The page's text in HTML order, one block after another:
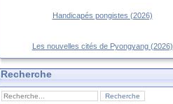
Handicapés pongistes (2026)
Les nouvelles cités de Pyongyang (2026)
Recherche